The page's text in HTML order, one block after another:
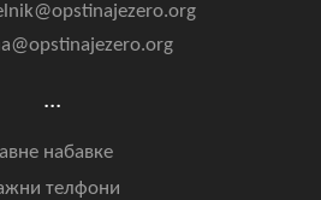
...
набавке
телфони